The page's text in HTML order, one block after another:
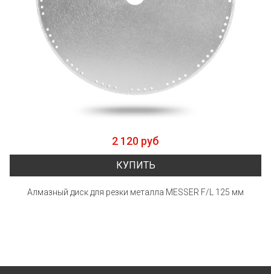
2 120 руб
КУПИТЬ
Алмазный диск для резки металла MESSER F/L 125 мм